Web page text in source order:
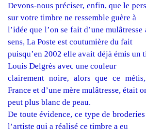
Devons-nous préciser, enfin, que le
sur votre timbre ne ressemble guère à
l’idée que l’on se fait d’une
sens, La Poste est coutumière du fait
puisqu’en 2002 elle avait déjà émis un
Louis Delgrès avec une couleur
clairement noire, alors que ce
France et d’une mère mulâtresse, était
peut plus blanc de peau.
De toute évidence, ce type de
l’artiste qui a réalisé ce timbre a eu